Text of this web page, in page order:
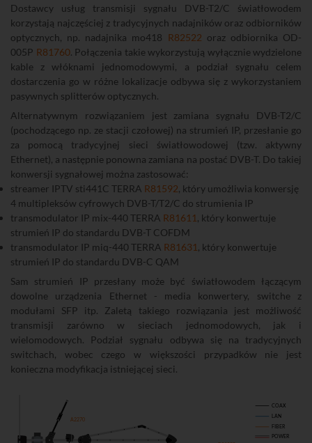
Dostawcy usług transmisji sygnału DVB-T2/C światłowodem
korzystają najczęściej z tradycyjnych nadajników oraz odbiorników
optycznych, np. nadajnika mo418 R82522 oraz odbiornika OD-
005P R81760. Połączenia takie wykorzystują wyłącznie wydzielone
kable z włóknami jednomodowymi, a podział sygnału celem
dostarczenia go w różne lokalizacje odbywa się z wykorzystaniem
pasywnych splitterów optycznych.
Alternatywnym rozwiązaniem jest zamiana sygnału DVB-T2/C
(pochodzącego np. ze stacji czołowej) na strumień IP, przesłanie go
za pomocą tradycyjnej sieci światłowodowej (tzw. aktywny
Ethernet), a następnie ponowna zamiana na postać DVB-T. Do takiej
konwersji sygnałowej można zastosować:
streamer IPTV sti441C TERRA R81592, który umożliwia konwersję
4 multipleksów cyfrowych DVB-T/T2/C do strumienia IP
transmodulator IP mix-440 TERRA R81611 , który konwertuje
strumień IP do standardu DVB-T COFDM
transmodulator IP miq-440 TERRA R81631 , który konwertuje
strumień IP do standardu DVB-C QAM
Sam strumień IP przesłany może być światłowodem łączącym
dowolne urządzenia Ethernet - media konwertery, switche z
modułami SFP itp. Zaletą takiego rozwiązania jest możliwość
transmisji zarówno w sieciach jednomodowych, jak i
wielomodowych. Podział sygnału odbywa się na tradycyjnych
switchach, wobec czego w większości przypadków nie jest
konieczna modyfikacja istniejącej sieci.
COAX
LAN
FIBER
POWER
A2270